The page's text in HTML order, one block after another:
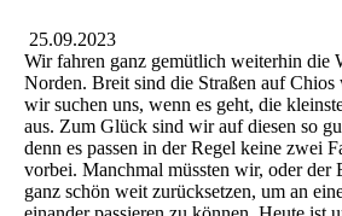
25.09.2023
Wir fahren ganz gemütlich weiterhin die
Norden. Breit sind die Straßen auf
wir suchen uns, wenn es geht, die
aus. Zum Glück sind wir auf diesen so
denn es passen in der Regel keine zwei
vorbei. Manchmal müssten wir, oder der
ganz schön weit zurücksetzen, um an